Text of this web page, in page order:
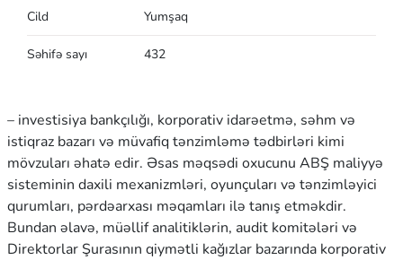
Cild Yumşaq
Səhifə sayı 432
– investisiya bankçılığı, korporativ idarəetmə, səhm və
istiqraz bazarı və müvafiq tənzimləmə tədbirləri kimi
mövzuları əhatə edir. Əsas məqsədi oxucunu ABŞ maliyyə
sisteminin daxili mexanizmləri, oyunçuları və tənzimləyici
qurumları, pərdəarxası məqamları ilə tanış etməkdir.
Bundan əlavə, müəllif analitiklərin, audit komitələri və
Direktorlar Şurasının qiymətli kağızlar bazarında korporativ